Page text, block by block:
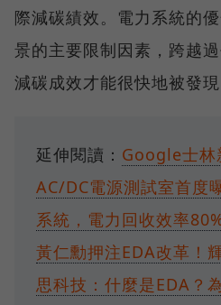
際減碳績效。電力系統的
景的主要限制因素，跨越
減碳成效才能很快地被發現
延伸閱讀： Google士林
AC/DC電源測試室首度
系統，電力回收效率
黃仁勳押注EDA改革！
思科技：什麼是EDA？